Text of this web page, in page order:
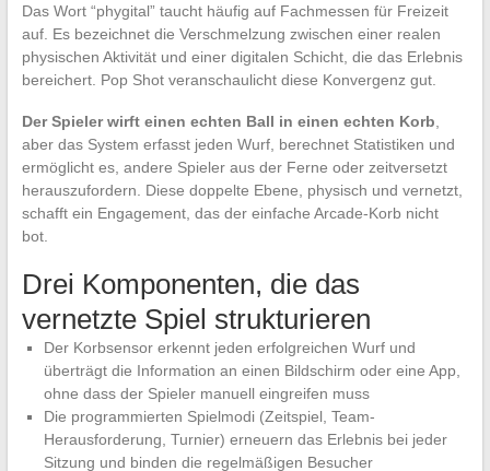
Das Wort “phygital” taucht häufig auf Fachmessen für Freizeit
auf. Es bezeichnet die Verschmelzung zwischen einer realen
physischen Aktivität und einer digitalen Schicht, die das Erlebnis
bereichert. Pop Shot veranschaulicht diese Konvergenz gut.
Der Spieler wirft einen echten Ball in einen echten Korb
aber das System erfasst jeden Wurf, berechnet Statistiken und
ermöglicht es, andere Spieler aus der Ferne oder zeitversetzt
herauszufordern. Diese doppelte Ebene, physisch und vernetzt,
schafft ein Engagement, das der einfache Arcade-Korb nicht
bot.
Drei Komponenten, die das
vernetzte Spiel strukturieren
Der Korbsensor erkennt jeden erfolgreichen Wurf und
überträgt die Information an einen Bildschirm oder eine App,
ohne dass der Spieler manuell eingreifen muss
Die programmierten Spielmodi (Zeitspiel, Team-
Herausforderung, Turnier) erneuern das Erlebnis bei jeder
Sitzung und binden die regelmäßigen Besucher